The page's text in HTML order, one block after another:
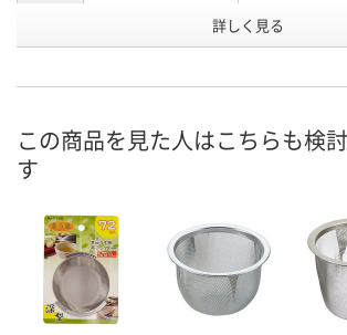
EP14580
カゴへ カ
詳しく見る
この商品を見た人はこちらも検
す